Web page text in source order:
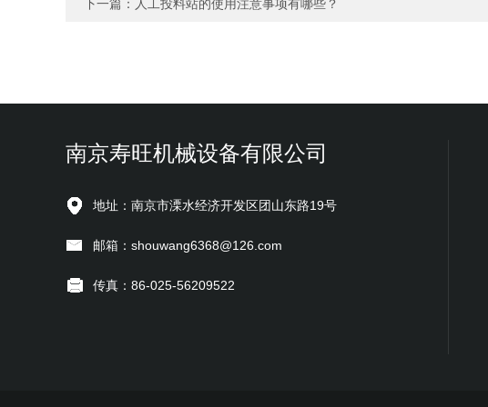
下一篇： 人工投料站的使用注意事项有哪些？
南京寿旺机械设备有限公司
地址：南京市溧水经济开发区团山东路19号
邮箱：shouwang6368@126.com
传真：86-025-56209522